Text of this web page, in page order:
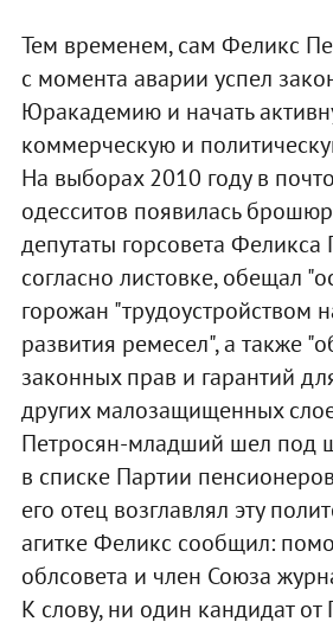
Тем временем, сам Феликс
с момента аварии успел
Юракадемию и начать
коммерческую и
На выборах 2010 году в
одесситов появилась
депутаты горсовета Феликса
согласно листовке, обещал
горожан "трудоустройством
развития ремесел", а также
законных прав и гарантий
других малозащищенных
Петросян-младший шел под
в списке Партии
его отец возглавлял эту
агитке Феликс сообщил:
облсовета и член Союза
К слову, ни один кандидат